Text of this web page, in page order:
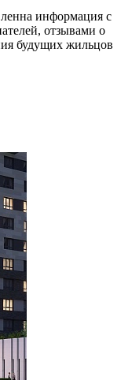
информация с
отзывами о
будущих жильцов